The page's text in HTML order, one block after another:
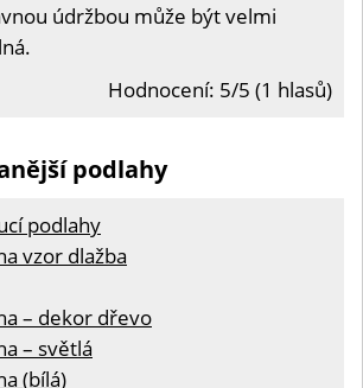
údržbou může být velmi
Hodnocení: 5/5 (1 hlasů)
podlahy
podlahy
vzor dlažba
– dekor dřevo
– světlá
(bílá)